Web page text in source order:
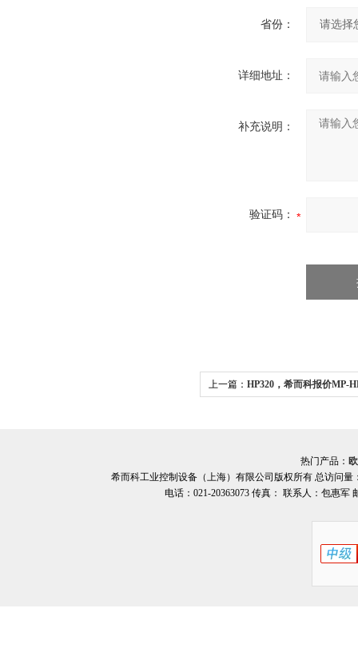
省份：
详细地址：
补充说明：
验证码：
上一篇： HP320，希而科报价MP-
热门产品：
希而科工业控制设备（上海）有限公司版权所有 总访问量
电话：021-20363073 传真： 联系人：包惠军